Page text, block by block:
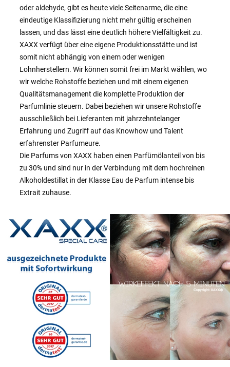
oder aldehyde, gibt es heute viele Seitenarme, die eine
eindeutige Klassifizierung nicht mehr gültig erscheinen
lassen, und das lässt eine deutlich höhere Vielfältigkeit zu.
XAXX verfügt über eine eigene Produktionsstätte und ist
somit nicht abhängig von einem oder wenigen
Lohnherstellern. Wir können somit frei im Markt wählen, wo
wir welche Rohstoffe beziehen und mit einem eigenen
Qualitätsmanagement die komplette Produktion der
Parfumlinie steuern. Dabei beziehen wir unsere Rohstoffe
ausschließlich bei Lieferanten mit jahrzehntelanger
Erfahrung und Zugriff auf das Knowhow und Talent
erfahrenster Parfumeure.
Die Parfums von XAXX haben einen Parfümölanteil von bis
zu 30% und sind nur in der Verbindung mit dem hochreinen
Alkoholdestillat in der Klasse Eau de Parfum intense bis
Extrait zuhause.